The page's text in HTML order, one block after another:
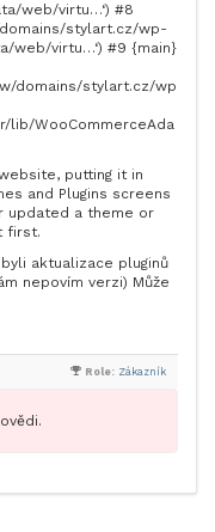
web/virtu…‘) #8
stylart.cz/wp-
web/virtu…‘) #9 {main}
domains/stylart.cz/wp
lib/WooCommerceAda
putting it in
and Plugins screens
updated a theme or
first.
aktualizace pluginů
nepovím verzi) Může
Role: Zákazník